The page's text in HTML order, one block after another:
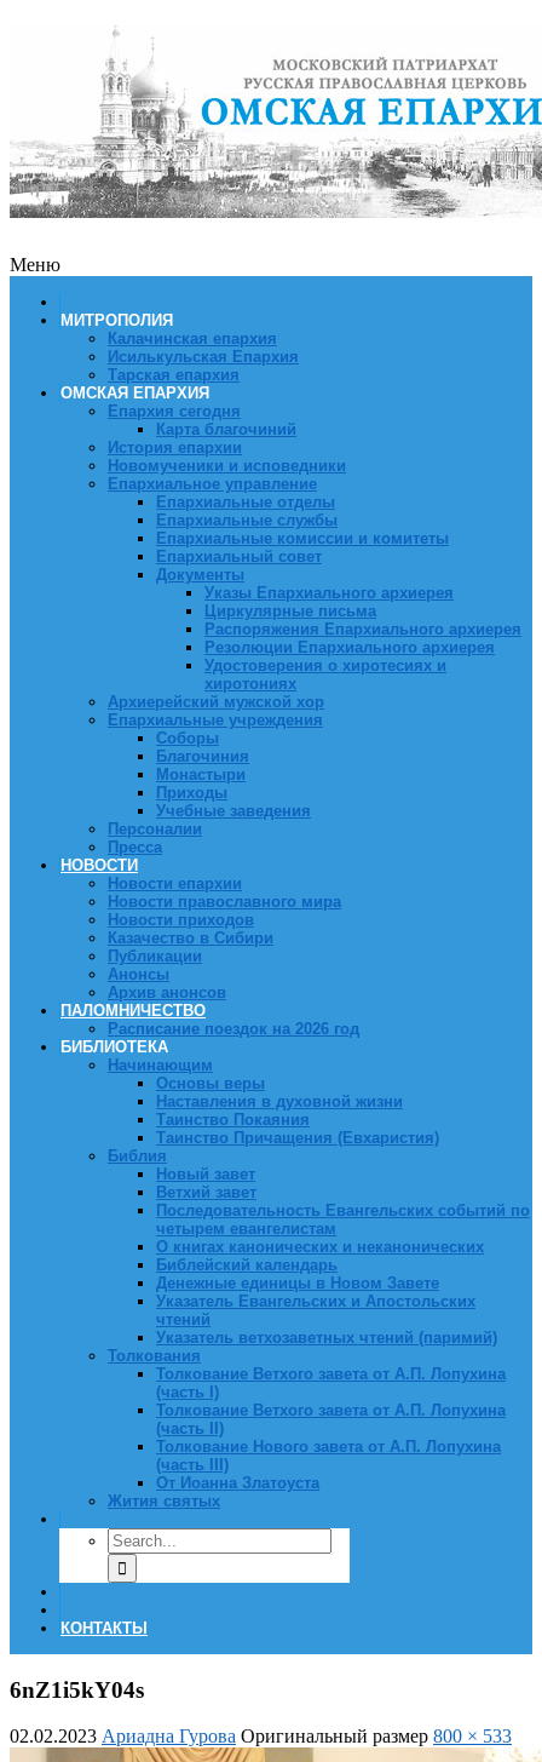
Меню
МИТРОПОЛИЯ
Калачинская епархия
Исилькульская Епархия
Тарская епархия
ОМСКАЯ ЕПАРХИЯ
Епархия сегодня
Карта благочиний
История епархии
Новомученики и исповедники
Епархиальное управление
Епархиальные отделы
Епархиальные службы
Епархиальные комиссии и комитеты
Епархиальный совет
Документы
Указы Епархиального архиерея
Циркулярные письма
Распоряжения Епархиального архиерея
Резолюции Епархиального архиерея
Удостоверения о хиротесиях и
хиротониях
Архиерейский мужской хор
Епархиальные учреждения
Соборы
Благочиния
Монастыри
Приходы
Учебные заведения
Персоналии
Пресса
НОВОСТИ
Новости епархии
Новости православного мира
Новости приходов
Казачество в Сибири
Публикации
Анонсы
Архив анонсов
ПАЛОМНИЧЕСТВО
Расписание поездок на 2026 год
БИБЛИОТЕКА
Начинающим
Основы веры
Наставления в духовной жизни
Таинство Покаяния
Таинство Причащения (Евхаристия)
Библия
Новый завет
Ветхий завет
Последовательность Евангельских событий по
четырем евангелистам
О книгах канонических и неканонических
Библейский календарь
Денежные единицы в Новом Завете
Указатель Евангельских и Апостольских
чтений
Указатель ветхозаветных чтений (паримий)
Толкования
Толкование Ветхого завета от А.П. Лопухина
(часть I)
Толкование Ветхого завета от А.П. Лопухина
(часть II)
Толкование Нового завета от А.П. Лопухина
(часть III)
От Иоанна Златоуста
Жития святых
КОНТАКТЫ
6nZ1i5kY04s
02.02.2023 Ариадна Гурова Оригинальный размер 800 × 533